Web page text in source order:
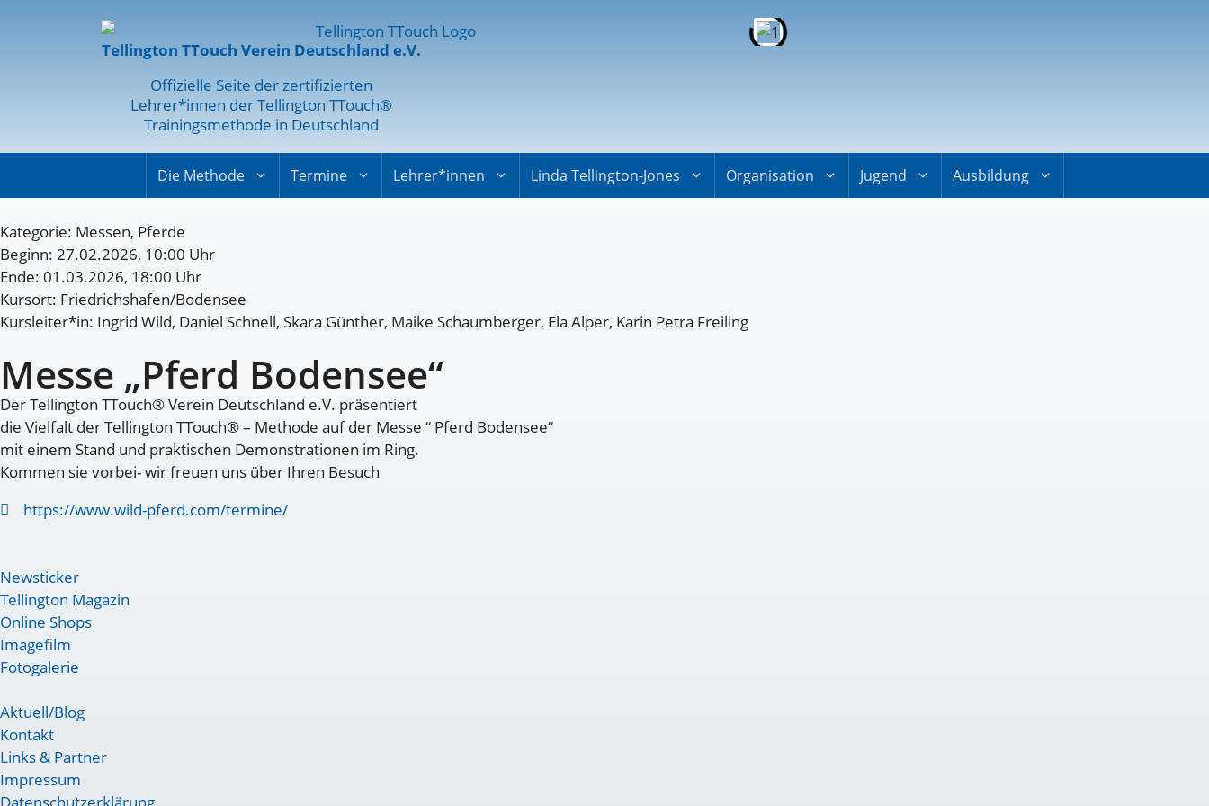
Tellington TTouch Verein Deutschland e.V.
Offizielle Seite der zertifizierten
Lehrer*innen der Tellington TTouch®
Trainingsmethode in Deutschland
Die Methode Termine Lehrer*innen Linda Tellington-Jones Organisation Jugend Ausbildung
Kategorie: Messen, Pferde
Beginn: 27.02.2026, 10:00 Uhr
Ende: 01.03.2026, 18:00 Uhr
Kursort: Friedrichshafen/Bodensee
Kursleiter*in: Ingrid Wild, Daniel Schnell, Skara Günther, Maike Schaumberger, Ela Alper, Karin Petra Freiling
Messe „Pferd Bodensee“
Der Tellington TTouch® Verein Deutschland e.V. präsentiert
die Vielfalt der Tellington TTouch® – Methode auf der Messe “ Pferd Bodensee“
mit einem Stand und praktischen Demonstrationen im Ring.
Kommen sie vorbei- wir freuen uns über Ihren Besuch
https://www.wild-pferd.com/termine/
Newsticker
Tellington Magazin
Online Shops
Imagefilm
Fotogalerie
Aktuell/Blog
Kontakt
Links & Partner
Impressum